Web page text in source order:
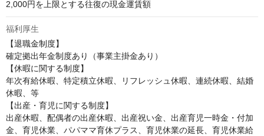
2,000円を上限とする往復の現金運賃額
福利厚生
【退職金制度】
確定拠出年金制度あり（事業主掛金あり）
【休暇に関する制度】
年次有給休暇、特定積立休暇、リフレッシュ休暇、連続休暇、結婚
休暇、等
【出産・育児に関する制度】
出産休暇、配偶者の出産休暇、出産祝い金、出産育児一時金・付加
金、育児休業、パパママ育休プラス、育児休業の延長、育児休業給